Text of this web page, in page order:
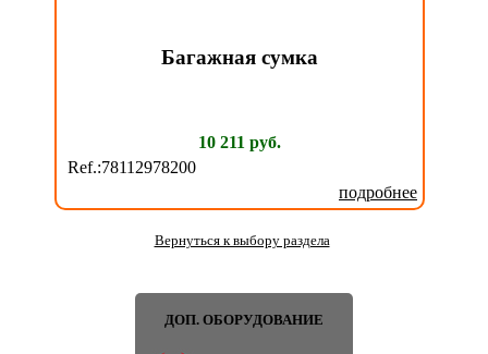
Багажная сумка
10 211 руб.
Ref.:78112978200
подробнее
Вернуться к выбору раздела
ДОП. ОБОРУДОВАНИЕ